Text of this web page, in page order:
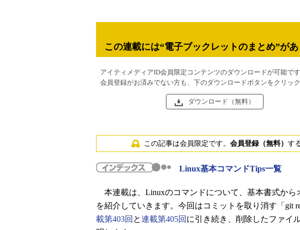
この連載には“電子ブックレットのまとめ”が
アイティメディアID会員限定コンテンツのダウンロードが可能です
会員登録がお済みでない方も、下のダウンロードボタンをクリック
ダウンロード（無料）
この記事は会員限定です。 会員登録（無料） す
Linux基本コマンドTips一覧
本連載は、Linuxのコマンドについて、基本書式から
を紹介していきます。今回はコミットを取り消す「git
載第403回 と連載第405回 に引き続き、削除したファイ